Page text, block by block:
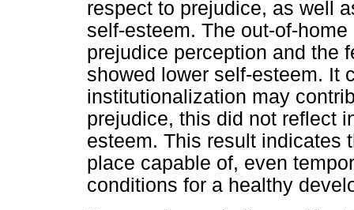
respect to prejudice, as well
self-esteem. The out-of-
prejudice perception and the
showed lower self-esteem. It
institutionalization may
prejudice, this did not reflect
esteem. This result indicates
place capable of, even
conditions for a healthy